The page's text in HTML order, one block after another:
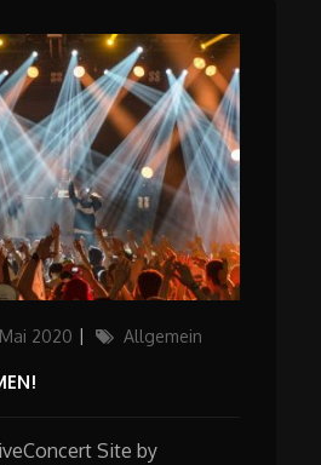
2020 Categories
Allgemein
Site by